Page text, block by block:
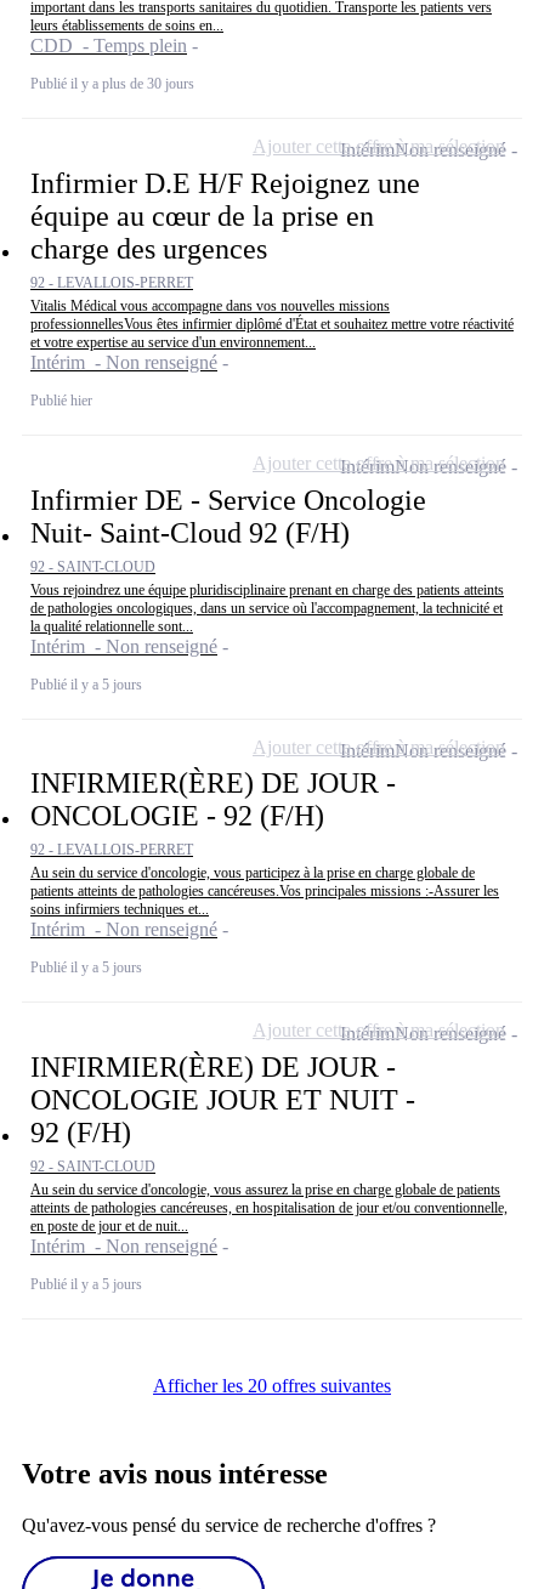
important dans les transports sanitaires du quotidien. Transporte les patients vers
leurs établissements de soins en...
CDD - Temps plein
Publié il y a plus de 30 jours
Infirmier D.E H/F Rejoignez une
équipe au cœur de la prise en
charge des urgences
92 - LEVALLOIS-PERRET
Vitalis Médical vous accompagne dans vos nouvelles missions
professionnellesVous êtes infirmier diplômé d'État et souhaitez mettre votre réactivité
et votre expertise au service d'un environnement...
Intérim - Non renseigné
Publié hier
IntérimNon renseigné
Ajouter cette offre à ma sélection
Infirmier DE - Service Oncologie
Nuit- Saint-Cloud 92 (F/H)
92 - SAINT-CLOUD
Vous rejoindrez une équipe pluridisciplinaire prenant en charge des patients atteints
de pathologies oncologiques, dans un service où l'accompagnement, la technicité et
la qualité relationnelle sont...
Intérim - Non renseigné
Publié il y a 5 jours
IntérimNon renseigné
Ajouter cette offre à ma sélection
INFIRMIER(ÈRE) DE JOUR -
ONCOLOGIE - 92 (F/H)
92 - LEVALLOIS-PERRET
Au sein du service d'oncologie, vous participez à la prise en charge globale de
patients atteints de pathologies cancéreuses.Vos principales missions :-Assurer les
soins infirmiers techniques et...
Intérim - Non renseigné
Publié il y a 5 jours
IntérimNon renseigné
Ajouter cette offre à ma sélection
INFIRMIER(ÈRE) DE JOUR -
ONCOLOGIE JOUR ET NUIT -
92 (F/H)
92 - SAINT-CLOUD
Au sein du service d'oncologie, vous assurez la prise en charge globale de patients
atteints de pathologies cancéreuses, en hospitalisation de jour et/ou conventionnelle,
en poste de jour et de nuit...
Intérim - Non renseigné
Publié il y a 5 jours
IntérimNon renseigné
Ajouter cette offre à ma sélection
Afficher les 20 offres suivantes
Votre avis nous intéresse
Qu'avez-vous pensé du service de recherche d'offres ?